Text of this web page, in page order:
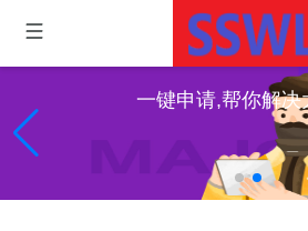
一键申请,帮你解决